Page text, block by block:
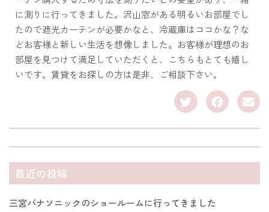
に測りに行ってきました。沢山窓がある明るいお部屋でし
たので遮光カーテンが必要かなと、冷蔵庫はココかな？な
どお客様と新しい生活を想像しました。お客様が理想のお
部屋を見つけて満足していただくと、こちらもとても嬉し
いです。賃貸をお探しの方は是非、ご相談下さい。
最近の投稿
三宮パナソニックのショールームに行ってきました